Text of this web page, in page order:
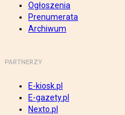
Ogłoszenia
Prenumerata
Archiwum
PARTNERZY
E-kiosk.pl
E-gazety.pl
Nexto.pl